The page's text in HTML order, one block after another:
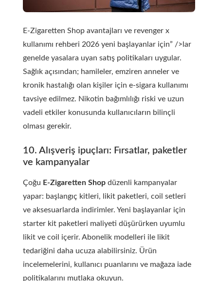
E-Zigaretten Shop avantajları ve revenger x
kullanımı rehberi 2026 yeni başlayanlar için” />lar
genelde yasalara uyan satış politikaları uygular.
Sağlık açısından; hamileler, emziren anneler ve
kronik hastalığı olan kişiler için e-sigara kullanımı
tavsiye edilmez. Nikotin bağımlılığı riski ve uzun
vadeli etkiler konusunda kullanıcıların bilinçli
olması gerekir.
10. Alışveriş ipuçları: Fırsatlar, paketler
ve kampanyalar
Çoğu E-Zigaretten Shop düzenli kampanyalar
yapar: başlangıç kitleri, likit paketleri, coil setleri
ve aksesuarlarda indirimler. Yeni başlayanlar için
starter kit paketleri maliyeti düşürürken uyumlu
likit ve coil içerir. Abonelik modelleri ile likit
tedariğini daha ucuza alabilirsiniz. Ürün
incelemelerini, kullanıcı puanlarını ve mağaza iade
politikalarını mutlaka okuyun.